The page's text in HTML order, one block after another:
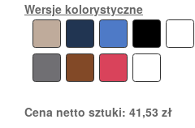
Wersje kolorystyczne
Cena netto sztuki: 41,53 zł